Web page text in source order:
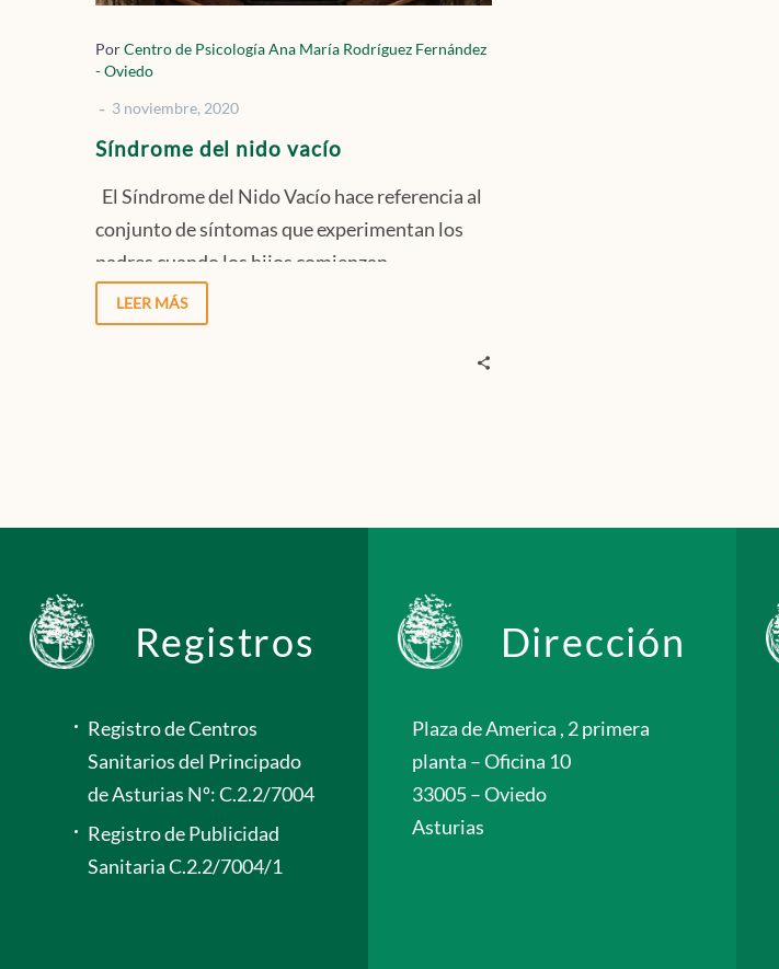
nido
PorCentro de Psicología Ana María Rodríguez Fernández
- Oviedo
- 3 noviembre, 2020
Síndrome del nido vacío
El Síndrome del Nido Vacío hace referencia al
conjunto de síntomas que experimentan los
padres cuando los hijos comienzan…
LEER MÁS
Registros
Registro de Centros
Sanitarios del Principado
de Asturias Nº: C.2.2/7004
Registro de Publicidad
Sanitaria C.2.2/7004/1
Dirección
Plaza de America , 2 primera
planta – Oficina 10
33005 – Oviedo
Asturias